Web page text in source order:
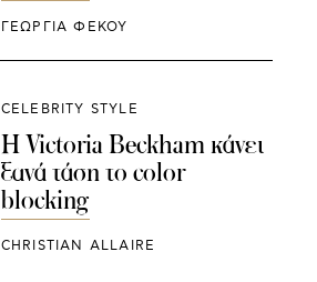
ΓΕΩΡΓΙΑ ΦΕΚΟΥ
CELEBRITY STYLE
H Victoria Beckham κάνει
ξανά τάση το color
blocking
CHRISTIAN ALLAIRE